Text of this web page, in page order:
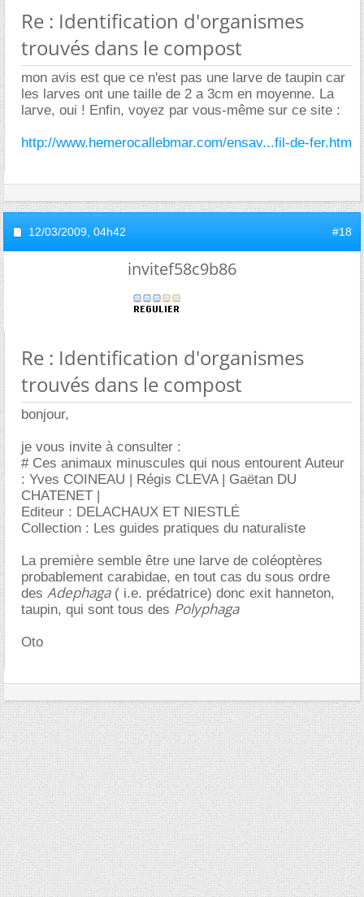
Re : Identification d'organismes
trouvés dans le compost
mon avis est que ce n'est pas une larve de taupin car
les larves ont une taille de 2 a 3cm en moyenne. La
larve, oui ! Enfin, voyez par vous-même sur ce site :
http://www.hemerocallebmar.com/ensav...fil-de-fer.htm
12/03/2009, 04h42 #18
invitef58c9b86
Re : Identification d'organismes
trouvés dans le compost
bonjour,
je vous invite à consulter :
# Ces animaux minuscules qui nous entourent Auteur
: Yves COINEAU | Régis CLEVA | Gaëtan DU
CHATENET |
Editeur : DELACHAUX ET NIESTLÉ
Collection : Les guides pratiques du naturaliste
La première semble être une larve de coléoptères
probablement carabidae, en tout cas du sous ordre
des Adephaga( i.e. prédatrice) donc exit hanneton,
taupin, qui sont tous des Polyphaga
Oto